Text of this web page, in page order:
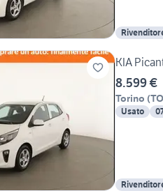
KIA
8.599 €
Torino (TO
Usato